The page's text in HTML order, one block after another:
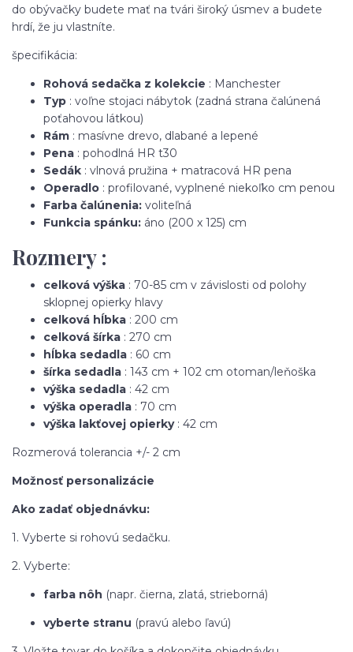
do obývačky budete mať na tvári široký úsmev a budete
hrdí, že ju vlastníte.
špecifikácia:
Rohová sedačka z kolekcie : Manchester
Typ : voľne stojaci nábytok (zadná strana čalúnená
poťahovou látkou)
Rám : masívne drevo, dlabané a lepené
Pena : pohodlná HR t30
Sedák : vlnová pružina + matracová HR pena
Operadlo : profilované, vyplnené niekoľko cm penou
Farba čalúnenia: voliteľná
Funkcia spánku: áno (200 x 125) cm
Rozmery :
celková výška : 70-85 cm v závislosti od polohy
sklopnej opierky hlavy
celková hĺbka : 200 cm
celková šírka : 270 cm
hĺbka sedadla : 60 cm
šírka sedadla : 143 cm + 102 cm otoman/leňoška
výška sedadla : 42 cm
výška operadla : 70 cm
výška lakťovej opierky: 42 cm
Rozmerová tolerancia +/- 2 cm
Možnosť personalizácie
Ako zadať objednávku:
1. Vyberte si rohovú sedačku.
2. Vyberte:
farba nôh (napr. čierna, zlatá, strieborná)
vyberte stranu (pravú alebo ľavú)